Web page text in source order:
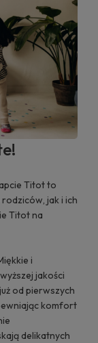
Titot to
jak i ich
Titot na
i
jakości
od pierwszych
komfort
delikatnych